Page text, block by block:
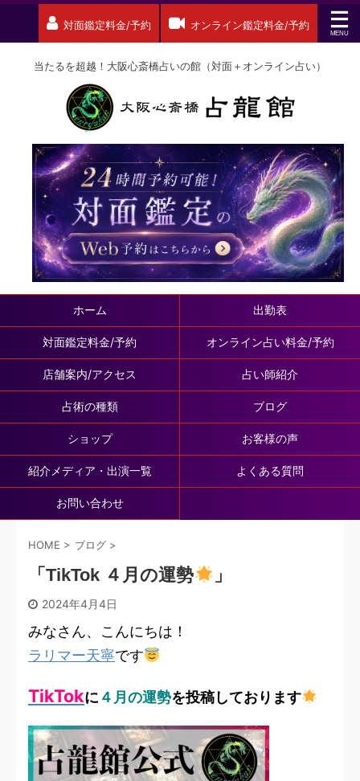
対面鑑定料金/予約 オンライン鑑定料金/予約
当たるを超越！大阪心斎橋占いの館（対面＋オンライン占い）
ホーム 出勤表
対面鑑定料金/予約 オンライン占い料金/予約
店舗案内/アクセス 占い師紹介
占術の種類 ブログ
ショップ お客様の声
紹介メディア・出演一覧 よくある質問
お問い合わせ
HOME > ブログ >
「TikTok ４月の運勢 」
2024年4月4日
みなさん、こんにちは！
ラリマー天寧です
TikTokに ４月の運勢を投稿しております